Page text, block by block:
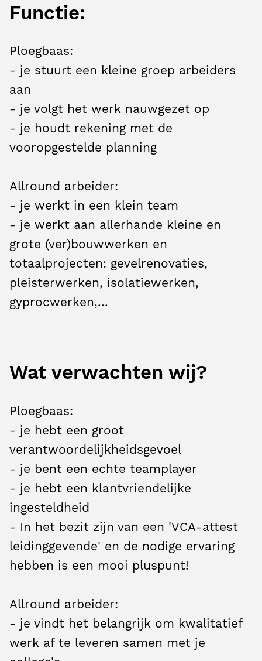
Functie:
Ploegbaas:
- je stuurt een kleine groep arbeiders
aan
- je volgt het werk nauwgezet op
- je houdt rekening met de
vooropgestelde planning
Allround arbeider:
- je werkt in een klein team
- je werkt aan allerhande kleine en
grote (ver)bouwwerken en
totaalprojecten: gevelrenovaties,
pleisterwerken, isolatiewerken,
gyprocwerken,...
Wat verwachten wij?
Ploegbaas:
- je hebt een groot
verantwoordelijkheidsgevoel
- je bent een echte teamplayer
- je hebt een klantvriendelijke
ingesteldheid
- In het bezit zijn van een 'VCA-attest
leidinggevende' en de nodige ervaring
hebben is een mooi pluspunt!
Allround arbeider:
- je vindt het belangrijk om kwalitatief
werk af te leveren samen met je